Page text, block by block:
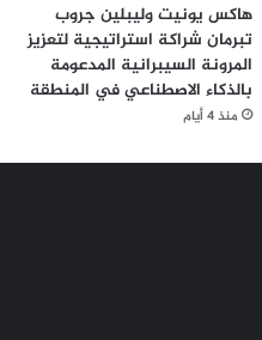
هاكس يونيت وليبلين جروب
تبرمان شراكة استراتيجية لتعزيز
المرونة السيبرانية المدعومة
بالذكاء الاصطناعي في المنطقة
منذ 4 أيام